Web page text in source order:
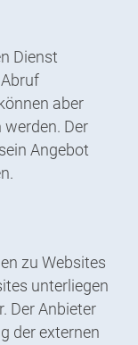
Dienst
aber
Der
Angebot
zu Websites
unterliegen
Der Anbieter
der externen